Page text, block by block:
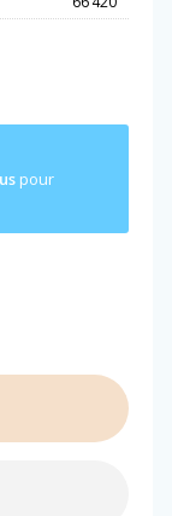
pour